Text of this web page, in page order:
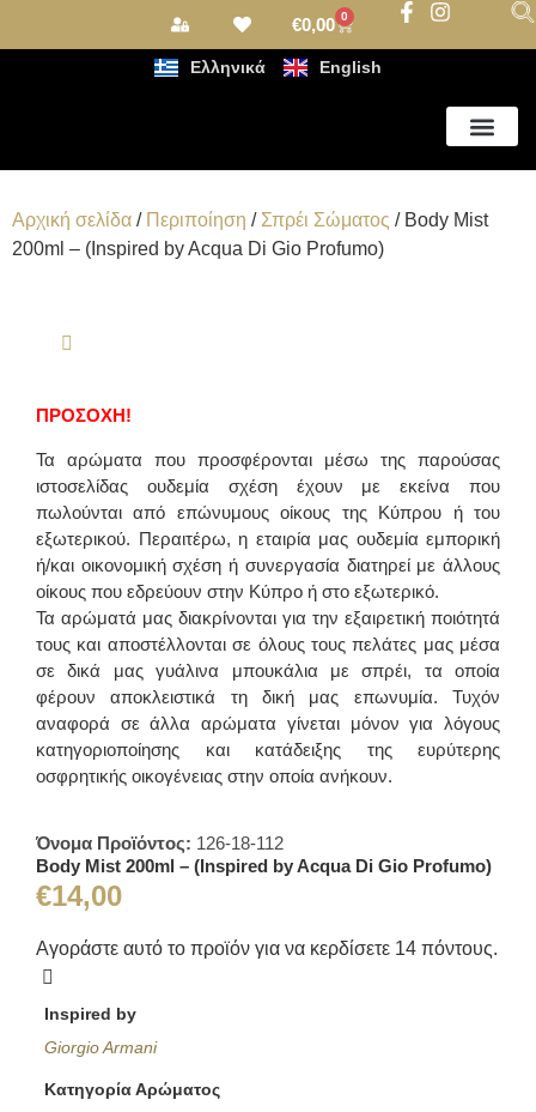
€0,00 0
Ελληνικά English
Αρχική σελίδα / Περιποίηση / Σπρέι Σώματος / Body Mist
200ml – (Inspired by Acqua Di Gio Profumo)
ΠΡΟΣΟΧΗ!
Τα αρώματα που προσφέρονται μέσω της παρούσας
ιστοσελίδας ουδεμία σχέση έχουν με εκείνα που
πωλούνται από επώνυμους οίκους της Κύπρου ή του
εξωτερικού. Περαιτέρω, η εταιρία μας ουδεμία εμπορική
ή/και οικονομική σχέση ή συνεργασία διατηρεί με άλλους
οίκους που εδρεύουν στην Κύπρο ή στο εξωτερικό.
Τα αρώματά μας διακρίνονται για την εξαιρετική ποιότητά
τους και αποστέλλονται σε όλους τους πελάτες μας μέσα
σε δικά μας γυάλινα μπουκάλια με σπρέι, τα οποία
φέρουν αποκλειστικά τη δική μας επωνυμία. Τυχόν
αναφορά σε άλλα αρώματα γίνεται μόνον για λόγους
κατηγοριοποίησης και κατάδειξης της ευρύτερης
οσφρητικής οικογένειας στην οποία ανήκουν.
Όνομα Προϊόντος: 126-18-112
Body Mist 200ml – (Inspired by Acqua Di Gio Profumo)
€14,00
Αγοράστε αυτό το προϊόν για να κερδίσετε 14 πόντους.
Inspired by
Giorgio Armani
Κατηγορία Αρώματος